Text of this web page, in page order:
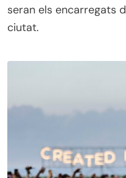
seran els encarregats
ciutat.